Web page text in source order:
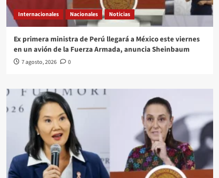
Internacionales Nacionales Noticias
Ex primera ministra de Perú llegará a México este viernes
en un avión de la Fuerza Armada, anuncia Sheinbaum
7 agosto, 2026 0